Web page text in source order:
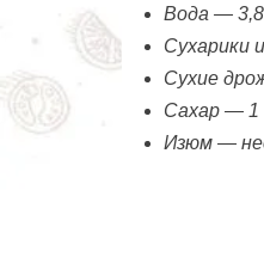
Вода —
Сухарики
Сухие
Сахар — 1
Изюм —